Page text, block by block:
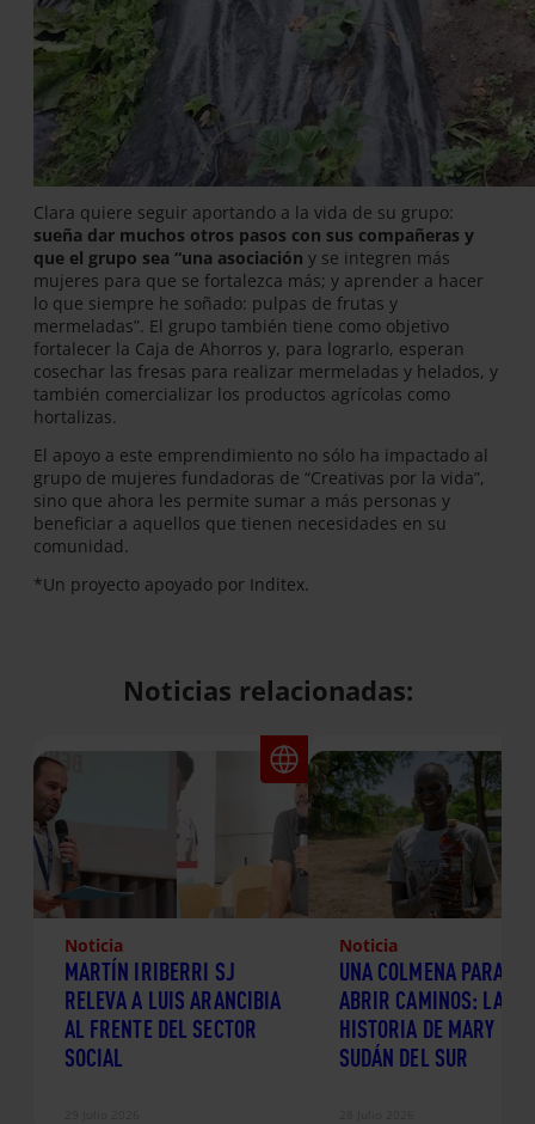
Clara quiere seguir aportando a la vida de su grupo:
sueña dar muchos otros pasos con sus compañeras y
que el grupo sea “una asociación y se integren más
mujeres para que se fortalezca más; y aprender a hacer
lo que siempre he soñado: pulpas de frutas y
mermeladas”. El grupo también tiene como objetivo
fortalecer la Caja de Ahorros y, para lograrlo, esperan
cosechar las fresas para realizar mermeladas y helados, y
también comercializar los productos agrícolas como
hortalizas.
El apoyo a este emprendimiento no sólo ha impactado al
grupo de mujeres fundadoras de “Creativas por la vida”,
sino que ahora les permite sumar a más personas y
beneficiar a aquellos que tienen necesidades en su
comunidad.
*Un proyecto apoyado por Inditex.
Noticias relacionadas:
Noticia
MARTÍN IRIBERRI SJ
RELEVA A LUIS ARANCIBIA
AL FRENTE DEL SECTOR
SOCIAL
Noticia
UNA COLMENA PARA
ABRIR CAMINOS: LA
HISTORIA DE MARY EN
SUDÁN DEL SUR